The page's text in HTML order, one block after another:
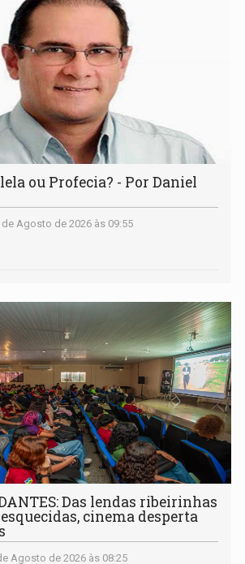
ou Profecia? - Por Daniel
de Agosto de 2026 às 09:55
Das lendas ribeirinhas
cinema desperta
Agosto de 2026 às 08:25